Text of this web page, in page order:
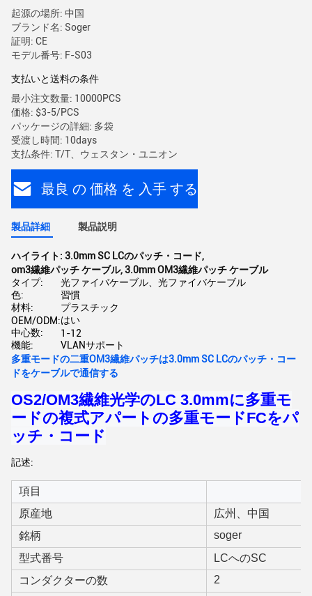
起源の場所: 中国
ブランド名: Soger
証明: CE
モデル番号: F-S03
支払いと送料の条件
最小注文数量: 10000PCS
価格: $3-5/PCS
パッケージの詳細: 多袋
受渡し時間: 10days
支払条件: T/T、ウェスタン・ユニオン
最良 の 価格 を 入手 する
製品詳細 製品説明
ハイライト: 3.0mm SC LCのパッチ・コード,
om3繊維パッチ ケーブル,3.0mm OM3繊維パッチ ケーブル
タイプ:
光ファイバケーブル、光ファイバケーブル
色:
習慣
材料:
プラスチック
OEM/ODM:はい
中心数:
1-12
機能:
VLANサポート
多重モードの二重OM3繊維パッチは3.0mm SC LCのパッチ・コー
ドをケーブルで通信する
OS2/OM3繊維光学のLC 3.0mmに多重モ
ードの複式アパートの多重モードFCをパ
ッチ・コード
記述:
項目
原産地
広州、 中国
銘柄
soger
型式番号
LCへのSC
コンダクターの数
2